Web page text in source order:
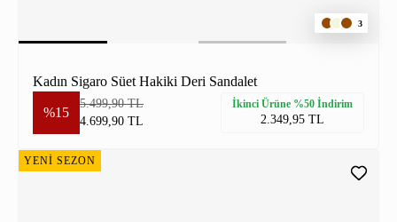
3
Kadın Sigaro Süet Hakiki Deri Sandalet
%15
5.499,90 TL
4.699,90 TL
İkinci Ürüne %50 İndirim
2.349,95 TL
YENİ SEZON